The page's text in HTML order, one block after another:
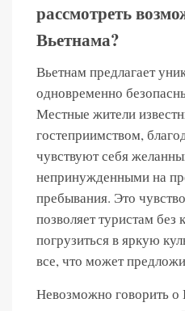
рассмотреть
Вьетнама?
Вьетнам предлагает
одновременно
Местные жители
гостеприимством,
чувствуют себя
непринужденными на
пребывания. Это
позволяет туристам без
погрузиться в яркую
все, что может
Невозможно говорить о